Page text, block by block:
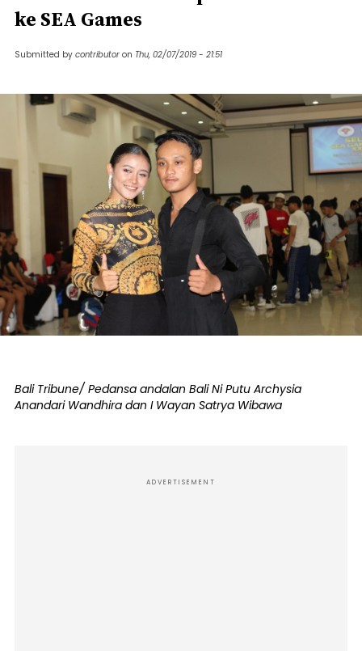
ke SEA Games
Submitted by contributor on Thu, 02/07/2019 - 21:51
Bali Tribune/ Pedansa andalan Bali Ni Putu Archysia
Anandari Wandhira dan I Wayan Satrya Wibawa
ADVERTISEMENT